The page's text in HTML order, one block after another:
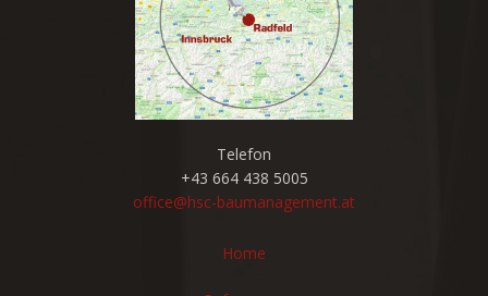
Telefon
+43 664 438 5005
office@hsc-baumanagement.at
Home